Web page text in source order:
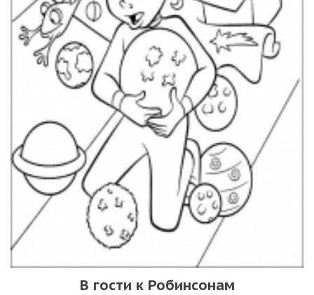
В гости к Робинсонам